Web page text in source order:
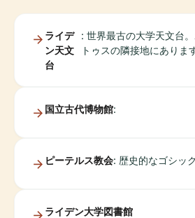
ライデ
ン天文
台
: 世界最古の大学天文台
トゥスの隣接地にありま
国立古代博物館:
ピーテルス教会: 歴史的なゴシッ
ライデン大学図書館